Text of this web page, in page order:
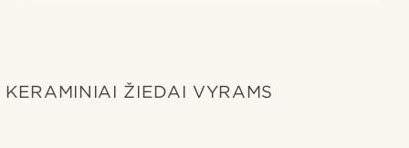
KERAMINIAI ŽIEDAI VYRAMS